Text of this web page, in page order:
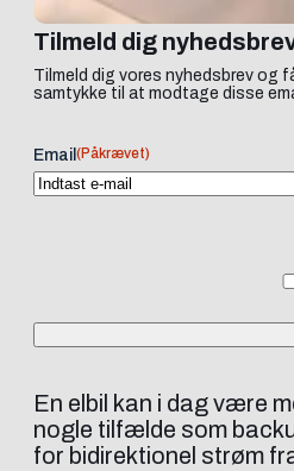
Tilmeld dig
Tilmeld dig vores nyhedsbrev og
samtykke til at modtage disse
Email (Påkrævet)
En elbil kan i dag være
nogle tilfælde som
for bidirektionel strøm